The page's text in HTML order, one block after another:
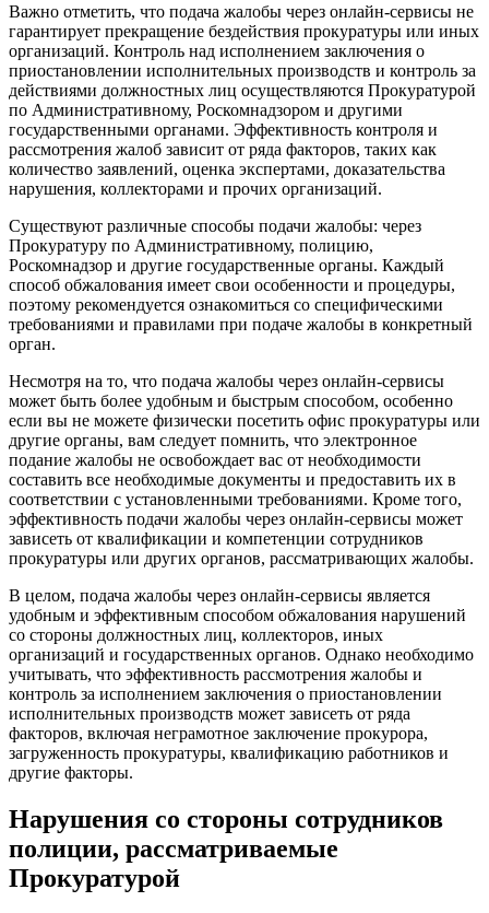
Важно отметить, что подача жалобы через онлайн-сервисы не
гарантирует прекращение бездействия прокуратуры или иных
организаций. Контроль над исполнением заключения о
приостановлении исполнительных производств и контроль за
действиями должностных лиц осуществляются Прокуратурой
по Административному, Роскомнадзором и другими
государственными органами. Эффективность контроля и
рассмотрения жалоб зависит от ряда факторов, таких как
количество заявлений, оценка экспертами, доказательства
нарушения, коллекторами и прочих организаций.
Существуют различные способы подачи жалобы: через
Прокуратуру по Административному, полицию,
Роскомнадзор и другие государственные органы. Каждый
способ обжалования имеет свои особенности и процедуры,
поэтому рекомендуется ознакомиться со специфическими
требованиями и правилами при подаче жалобы в конкретный
орган.
Несмотря на то, что подача жалобы через онлайн-сервисы
может быть более удобным и быстрым способом, особенно
если вы не можете физически посетить офис прокуратуры или
другие органы, вам следует помнить, что электронное
подание жалобы не освобождает вас от необходимости
составить все необходимые документы и предоставить их в
соответствии с установленными требованиями. Кроме того,
эффективность подачи жалобы через онлайн-сервисы может
зависеть от квалификации и компетенции сотрудников
прокуратуры или других органов, рассматривающих жалобы.
В целом, подача жалобы через онлайн-сервисы является
удобным и эффективным способом обжалования нарушений
со стороны должностных лиц, коллекторов, иных
организаций и государственных органов. Однако необходимо
учитывать, что эффективность рассмотрения жалобы и
контроль за исполнением заключения о приостановлении
исполнительных производств может зависеть от ряда
факторов, включая неграмотное заключение прокурора,
загруженность прокуратуры, квалификацию работников и
другие факторы.
Нарушения со стороны сотрудников
полиции, рассматриваемые
Прокуратурой